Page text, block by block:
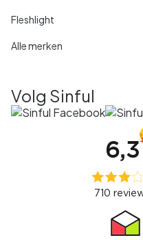
Fleshlight
Alle merken
Volg Sinful